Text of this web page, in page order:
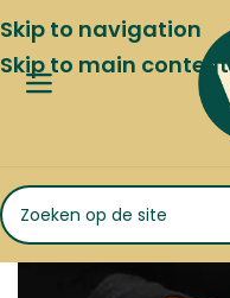
Skip to navigation
Skip to main content